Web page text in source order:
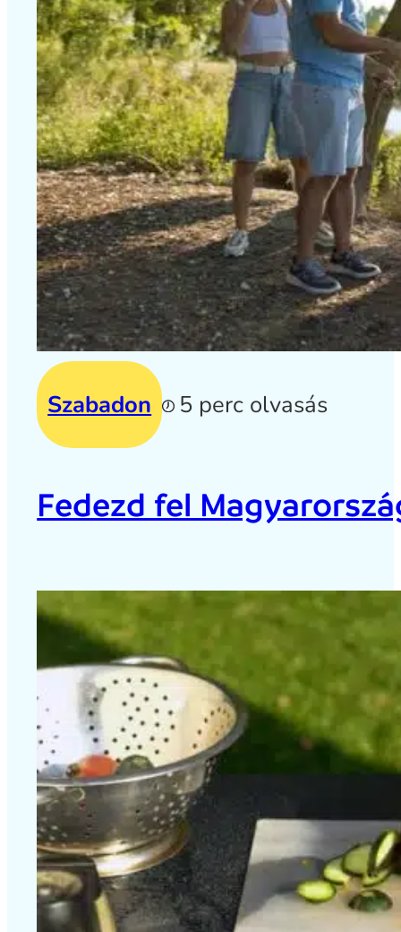
Szabadon 5 perc olvasás
Fedezd fel